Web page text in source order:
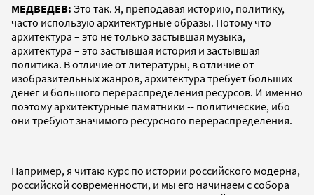
МЕДВЕДЕВ: Это так. Я, преподавая историю, политику,
часто использую архитектурные образы. Потому что
архитектура – это не только застывшая музыка,
архитектура – это застывшая история и застывшая
политика. В отличие от литературы, в отличие от
изобразительных жанров, архитектура требует больших
денег и большого перераспределения ресурсов. И именно
поэтому архитектурные памятники -- политические, ибо
они требуют значимого ресурсного перераспределения.
Например, я читаю курс по истории российского модерна,
российской современности, и мы его начинаем с собора